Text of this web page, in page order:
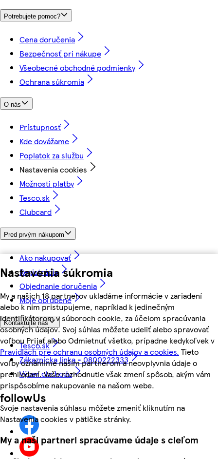
Nastavenia súkromia
My a našich 18 partnerov ukladáme informácie v zariadení
alebo k nim pristupujeme, napríklad k jedinečným
identifikátorom v súboroch cookie, za účelom spracúvania
osobných údajov. Svoj súhlas môžete udeliť alebo spravovať
voľbou Prijať alebo Odmietnuť všetko, prípadne kedykoľvek v
Pravidlách pre ochranu osobných údajov a cookies. Tieto
voľby oznámime našim partnerom a neovplyvnia údaje o
prehliadaní. Vaše rozhodnutie však zmení spôsob, akým vám
prispôsobíme nakupovanie na našom webe.
Svoje nastavenia súhlasu môžete zmeniť kliknutím na
Nastavenia cookies v pätičke stránky.
My a naši partneri spracúvame údaje s cieľom
Potrebujete pomoc?
Cena doručenia
Bezpečnosť pri nákupe
Všeobecné obchodné podmienky
Ochrana súkromia
O nás
Prístupnosť
Kde dovážame
Poplatok za službu
Nastavenia cookies
Možnosti platby
Tesco.sk
Clubcard
Pred prvým nákupom
Ako nakupovať
Registrácia
Objednanie doručenia
Moje obľúbené
Kontaktujte nás
Tesco.sk
Zákaznícka linka - 0800222333
Výber obchodu
followUs